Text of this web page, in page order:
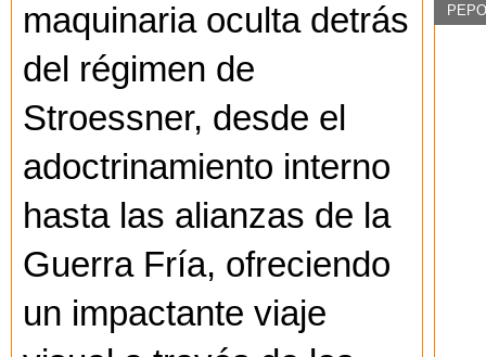
maquinaria oculta detrás
del régimen de
Stroessner, desde el
adoctrinamiento interno
hasta las alianzas de la
Guerra Fría, ofreciendo
un impactante viaje